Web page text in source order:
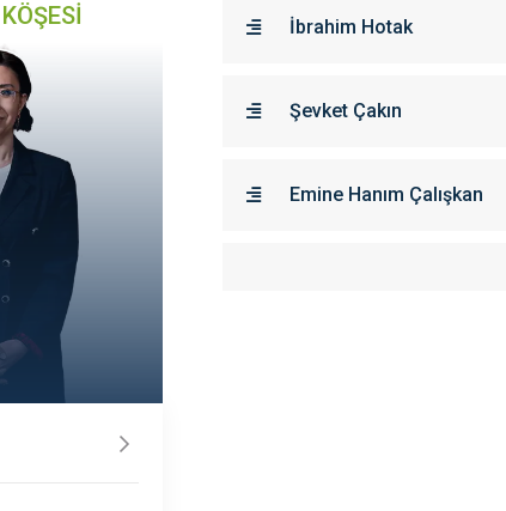
İbrahim Hotak
Şevket Çakın
Emine Hanım Çalışkan